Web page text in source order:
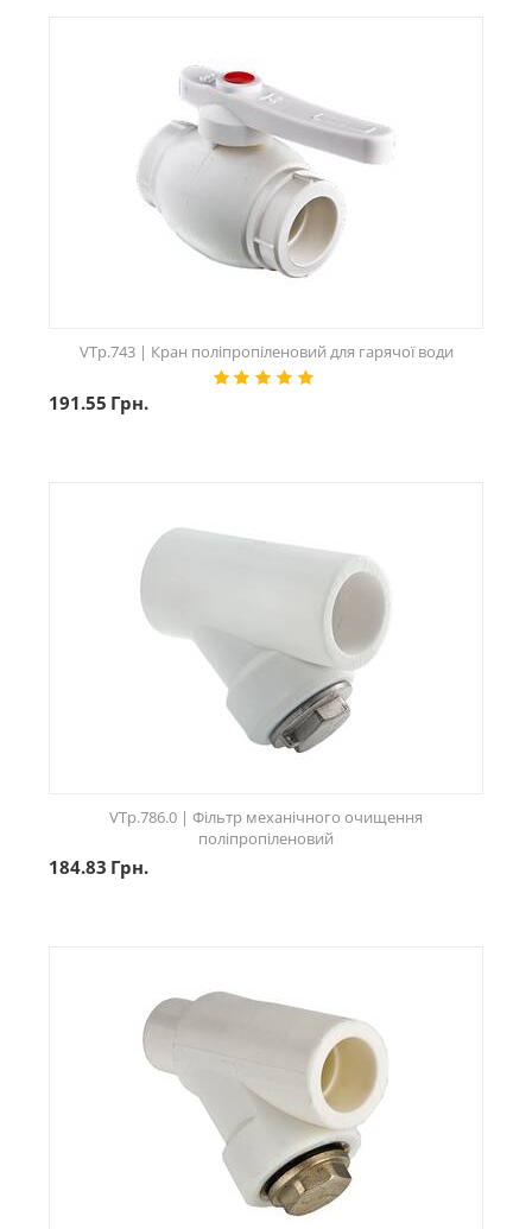
VTp.743 | Кран поліпропіленовий для гарячої води
191.55 Грн.
VTp.786.0 | Фільтр механічного очищення
поліпропіленовий
184.83 Грн.